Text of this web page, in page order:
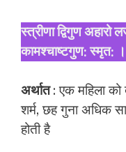
स्त्रीणा द्विगुण
कामश्चाष्टगुण: स्मृत:
अर्थात: एक महिला
शर्म, छह गुना अधिक
होती है